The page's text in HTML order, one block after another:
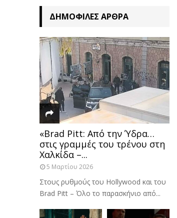
ΔΗΜΟΦΙΛΈΣ ΆΡΘΡΑ
«Brad Pitt: Από την Ύδρα…
στις γραμμές του τρένου στη
Χαλκίδα –...
5 Μαρτίου 2026
Στους ρυθμούς του Hollywood και του
Brad Pitt – Όλο το παρασκήνιο από...